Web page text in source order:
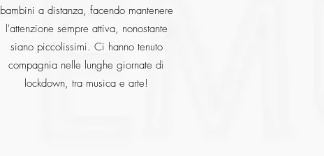
bambini a distanza, facendo mantenere
l'attenzione sempre attiva, nonostante
siano piccolissimi. Ci hanno tenuto
compagnia nelle lunghe giornate di
lockdown, tra musica e arte!